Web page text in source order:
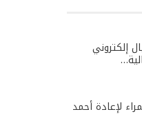
إلكتروني
لإعادة أحمد